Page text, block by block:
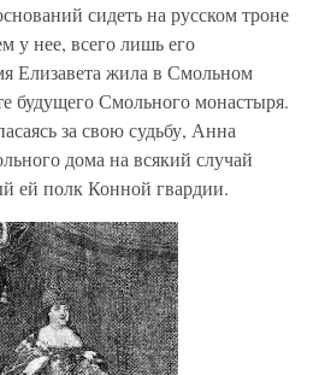
сидеть на русском троне
у нее, всего лишь его
Елизавета жила в Смольном
будущего Смольного монастыря.
за свою судьбу, Анна
дома на всякий случай
ей полк Конной гвардии.